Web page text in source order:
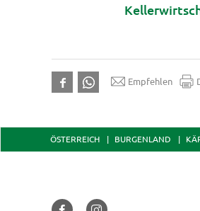
Empfehlen
ÖSTERREICH BURGENLAND